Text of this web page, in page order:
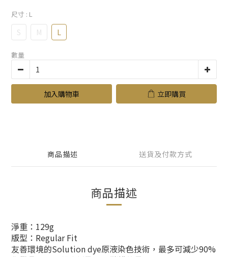
尺寸 : L
S M L
數量
加入購物車 立即購買
商品描述 送貨及付款方式
商品描述
淨重：129g
版型：Regular Fit
友善環境的Solution dye原液染色技術，最多可減少90%